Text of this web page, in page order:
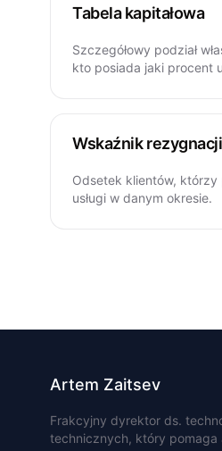
Tabela kapitałowa
Szczegółowy podział
kto posiada jaki procent
Wskaźnik rezygnacji
Odsetek klientów,
usługi w danym okresie.
Artem Zaitsev
Frakcyjny dyrektor ds.
technicznych, który pomaga